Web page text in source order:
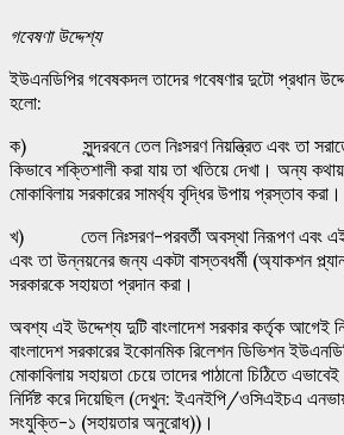
গবেষণাউদ্দেশ্য
ইউএনডিপির গবেষকদল তাদের গবেষণার দুটো প্রধান
হলো:
ক) সুন্দরবনে তেল নিঃসরণ নিয়ন্ত্রিত এবং তা সরাতে
কিভাবে শক্তিশালী করা যায় তা খতিয়ে দেখা। অন্য
মোকাবিলায় সরকারের সামর্থ্য বৃদ্ধির উপায় প্রস্তাব করা।
খ) তেল নিঃসরণ-পরবর্তী অবস্থা নিরূপণ এবং এই
এবং তা উন্নয়নের জন্য একটা বাস্তবধর্মী (অ্যাকশন
সরকারকে সহায়তা প্রদান করা।
অবশ্য এই উদ্দেশ্য দুটি বাংলাদেশ সরকার কর্তৃক আগেই
বাংলাদেশ সরকারের ইকোনমিক রিলেশন ডিভিশন
মোকাবিলায় সহায়তা চেয়ে তাদের পাঠানো চিঠিতে
নির্দিষ্ট করে দিয়েছিল (দেখুন: ইএনইপি/ওসিএইচএ
সংযুক্তি-১ (সহায়তার অনুরোধ))।